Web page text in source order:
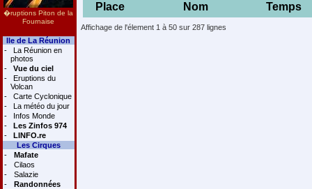
�ruptions Piton de la
Fournaise
Ile de La Réunion
-
La Réunion en
photos
-
Vue du ciel
-
Eruptions du
Volcan
-
Carte Cyclonique
-
La météo du jour
-
Infos Monde
-
Les Zinfos 974
-
LINFO.re
Les Cirques
-
Mafate
-
Cilaos
-
Salazie
-
Randonnées
Place Nom Temps
Affichage de l'élement 1 à 50 sur 287 lignes